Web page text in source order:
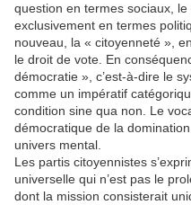
question en termes sociaux,
exclusivement en termes
nouveau, la « citoyenneté »,
le droit de vote. En
démocratie », c’est-à-dire le
comme un impératif
condition sine qua non. Le
démocratique de la
univers mental.
Les partis citoyennistes
universelle qui n’est pas le
dont la mission consisterait